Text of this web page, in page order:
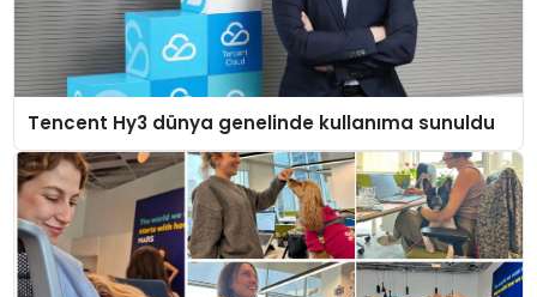
Tencent Hy3 dünya genelinde kullanıma sunuldu